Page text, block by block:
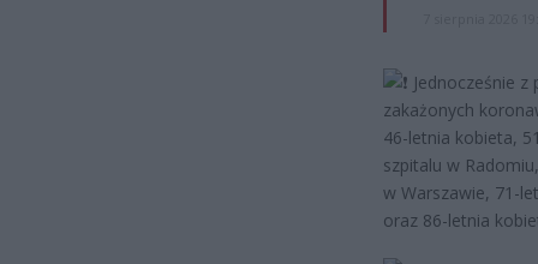
Jednocześnie
zakażonych
46-letnia kobieta,
szpitalu w
w Warszawie, 71-
oraz 86-letnia